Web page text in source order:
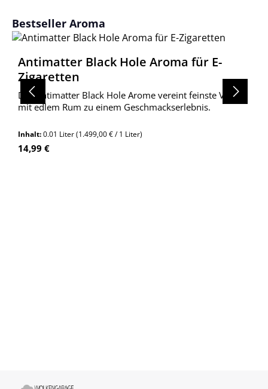
Produktgalerie überspringen
Bestseller Aroma
Antimatter Black Hole Aroma für E-
Zigaretten
Das Antimatter Black Hole Arome vereint feinste Vanille
mit edlem Rum zu einem Geschmackserlebnis.
Inhalt:0.01 Liter(1.499,00 € / 1 Liter)
Regulärer Preis:
14,99 €